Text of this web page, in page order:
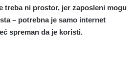
treba ni prostor, jer zaposleni mogu
– potrebna je samo internet
spreman da je koristi.